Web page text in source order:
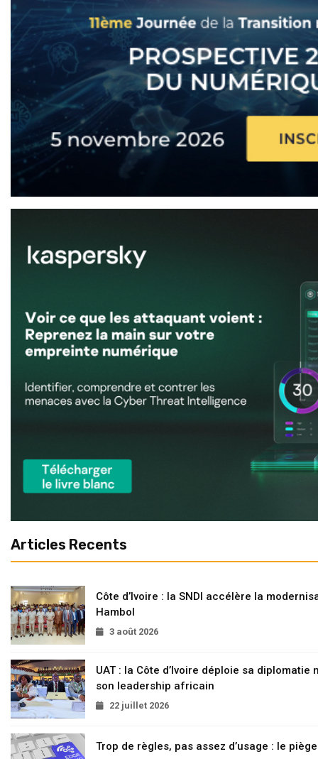
Articles Recents
Côte d’Ivoire : la SNDI accélère la
Hambol
3 août 2026
UAT : la Côte d’Ivoire déploie sa
son leadership africain
22 juillet 2026
Trop de règles, pas assez d’usage : le